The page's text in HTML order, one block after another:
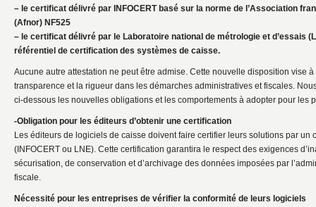
– le certificat délivré par INFOCERT basé sur la norme de l’Association
(Afnor) NF525
– le certificat délivré par le Laboratoire national de métrologie et d’essais
référentiel de certification des systèmes de caisse.
Aucune autre attestation ne peut être admise. Cette nouvelle disposition vise
transparence et la rigueur dans les démarches administratives et fiscales.
ci-dessous les nouvelles obligations et les comportements à adopter pour les
-Obligation pour les éditeurs d’obtenir une certification
Les éditeurs de logiciels de caisse doivent faire certifier leurs solutions par un
(INFOCERT ou LNE). Cette certification garantira le respect des exigences
sécurisation, de conservation et d’archivage des données imposées par
fiscale.
Nécessité pour les entreprises de vérifier la conformité de leurs logiciels